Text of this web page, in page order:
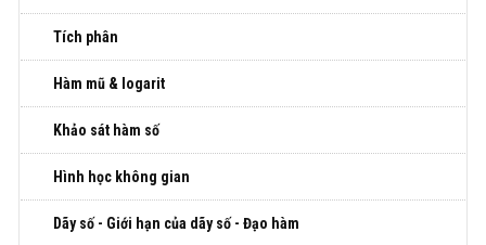
Tích phân
Hàm mũ & logarit
Khảo sát hàm số
Hình học không gian
Dãy số - Giới hạn của dãy số - Đạo hàm